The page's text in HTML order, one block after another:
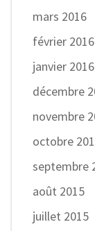
mars 2016
février 2016
janvier 2016
décembre
novembre
octobre
septembre
août 2015
juillet 2015